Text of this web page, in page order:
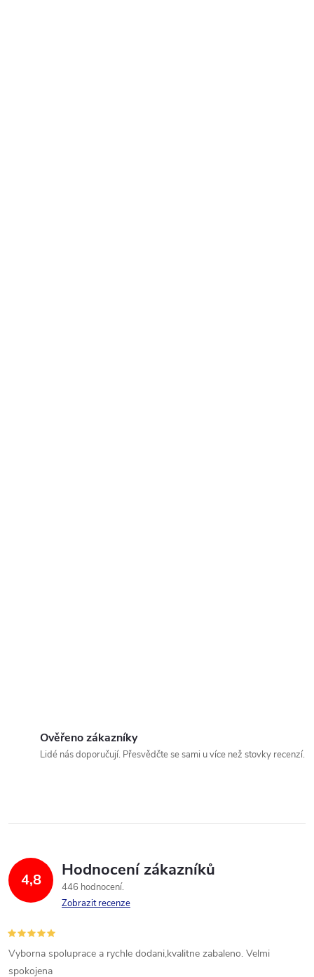
Ověřeno zákazníky
Lidé nás doporučují. Přesvědčte se sami u více než stovky recenzí.
4,8 Hodnocení zákazníků
446 hodnocení
Zobrazit recenze
Vyborna spoluprace a rychle dodani,kvalitne zabaleno. Velmi
spokojena